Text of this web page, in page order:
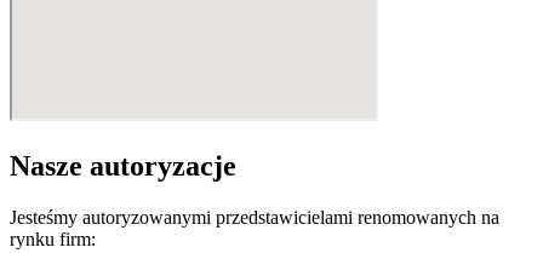
Nasze autoryzacje
Jesteśmy autoryzowanymi przedstawicielami renomowanych na
rynku firm: